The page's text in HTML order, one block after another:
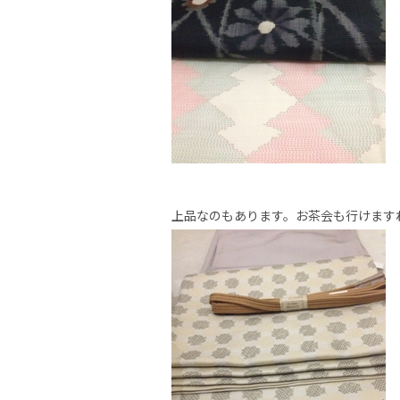
上品なのもあります。お茶会も行けます